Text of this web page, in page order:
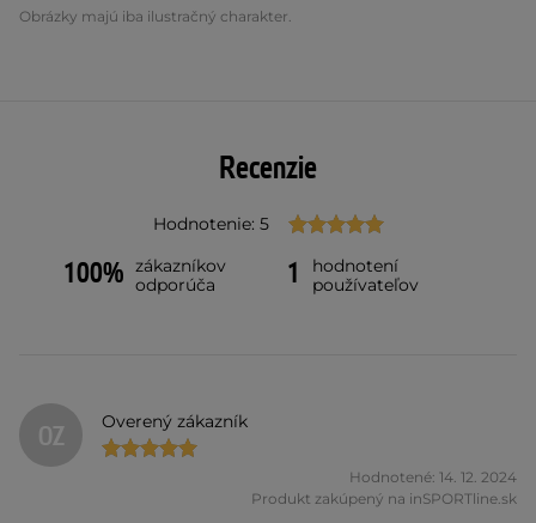
Obrázky majú iba ilustračný charakter.
Recenzie
Hodnotenie: 5
100% zákazníkov
odporúča
1
hodnotení
používateľov
OZ Overený zákazník
Hodnotené: 14. 12. 2024
Produkt zakúpený na inSPORTline.sk